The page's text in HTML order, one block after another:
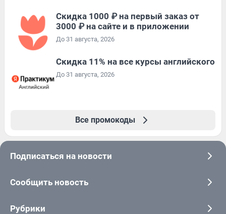
Скидка 1000 ₽ на первый заказ от
3000 ₽ на сайте и в приложении
До 31 августа, 2026
Скидка 11% на все курсы английского
До 31 августа, 2026
Все промокоды
Подписаться на новости
Сообщить новость
Рубрики